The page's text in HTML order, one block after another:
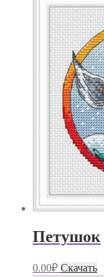
Петушок
0.00₽ Скачать